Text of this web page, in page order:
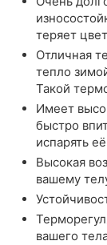
теряет
Отличная
тепло
Такой
Имеет
быстро
испарять её
Высокая
вашему
вашего